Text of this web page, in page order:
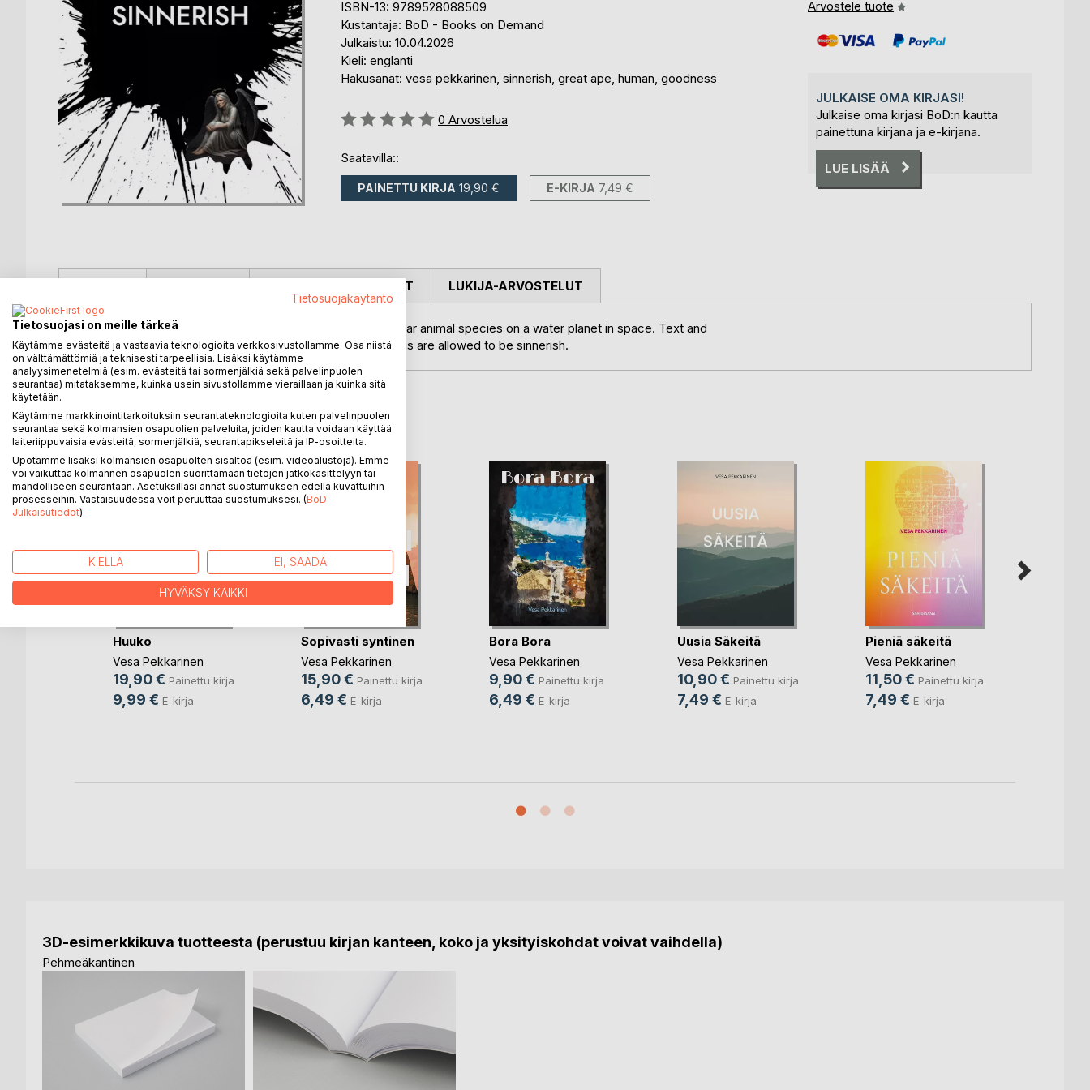
ISBN-13: 9789528088509
Kustantaja: BoD - Books on Demand
Julkaistu: 10.04.2026
Kieli: englanti
Hakusanat: vesa pekkarinen, sinnerish, great ape, human, goodness
Arvostelu::
0 Arvostelua
Saatavilla::
PAINETTU KIRJA 19,90 € E-KIRJA 7,49 €
Arvostele tuote
JULKAISE OMA KIRJASI!
Julkaise oma kirjasi BoD:n kautta
painettuna kirjana ja e-kirjana.
LUE LISÄÄ
This pictorial verse novel describes humankind as a peculiar animal species on a water planet in space. Text and
pictures are based on my experiential observation. Humans are allowed to be sinnerish.
LEHDISTÖARVOSTELUT LUKIJA-ARVOSTELUT
LISÄÄ KIRJOJA BoD:LLA
Huuko
Vesa Pekkarinen
19,90 € Painettu kirja
9,99 € E-kirja
Sopivasti syntinen
Vesa Pekkarinen
15,90 € Painettu kirja
6,49 € E-kirja
Bora Bora
Vesa Pekkarinen
9,90 € Painettu kirja
6,49 € E-kirja
Uusia Säkeitä
Vesa Pekkarinen
10,90 € Painettu kirja
7,49 € E-kirja
Pieniä säkeitä
Vesa Pekkarinen
11,50 € Painettu kirja
7,49 € E-kirja
3D-esimerkkikuva tuotteesta (perustuu kirjan kanteen, koko ja yksityiskohdat voivat vaihdella)
Pehmeäkantinen
Tietosuojakäytäntö
Tietosuojasi on meille tärkeä
Käytämme evästeitä ja vastaavia teknologioita verkkosivustollamme. Osa niistä
on välttämättömiä ja teknisesti tarpeellisia. Lisäksi käytämme
analyysimenetelmiä (esim. evästeitä tai sormenjälkiä sekä palvelinpuolen
seurantaa) mitataksemme, kuinka usein sivustollamme vieraillaan ja kuinka sitä
käytetään.
Käytämme markkinointitarkoituksiin seurantateknologioita kuten palvelinpuolen
seurantaa sekä kolmansien osapuolien palveluita, joiden kautta voidaan käyttää
laiteriippuvaisia evästeitä, sormenjälkiä, seurantapikseleitä ja IP-osoitteita.
Upotamme lisäksi kolmansien osapuolten sisältöä (esim. videoalustoja). Emme
voi vaikuttaa kolmannen osapuolen suorittamaan tietojen jatkokäsittelyyn tai
mahdolliseen seurantaan. Asetuksillasi annat suostumuksen edellä kuvattuihin
prosesseihin. Vastaisuudessa voit peruuttaa suostumuksesi. (BoD
Julkaisutiedot)
KIELLÄ EI, SÄÄDÄ
HYVÄKSY KAIKKI